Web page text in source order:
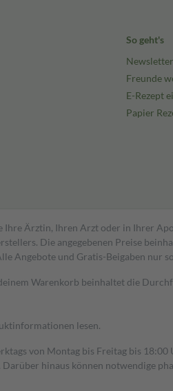
So geht's
Freunde
E-Rezept
Papier
Ihre Ärztin, Ihren Arzt oder in Ihrer
Die angegebenen Preise
Angebote und Gratis-Beigaben nur
Warenkorb beinhaltet die
lesen.
von Montag bis Freitag bis
hinaus können notwendige